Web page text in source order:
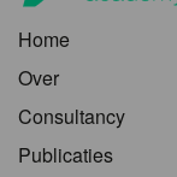
Home
Over
Consultancy
Publicaties